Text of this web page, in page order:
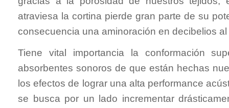
atraviesa la cortina pierde gran parte de su
consecuencia una aminoración en decibelios al
Tiene vital importancia la conformación
absorbentes sonoros de que están hechas
los efectos de lograr una alta performance
se busca por un lado incrementar